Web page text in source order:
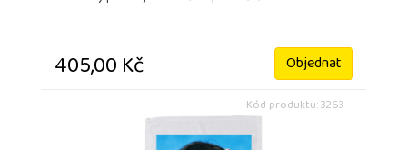
405,00 Kč Objednat
Kód produktu: 3263